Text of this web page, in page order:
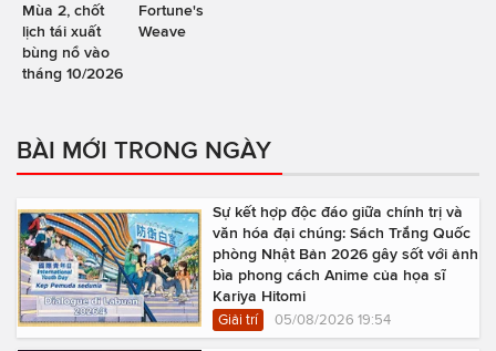
Mùa 2, chốt
lịch tái xuất
bùng nổ vào
tháng 10/2026
Fortune's
Weave
BÀI MỚI TRONG NGÀY
Sự kết hợp độc đáo giữa chính trị và
văn hóa đại chúng: Sách Trắng Quốc
phòng Nhật Bản 2026 gây sốt với ảnh
bìa phong cách Anime của họa sĩ
Kariya Hitomi
Giải trí 05/08/2026 19:54